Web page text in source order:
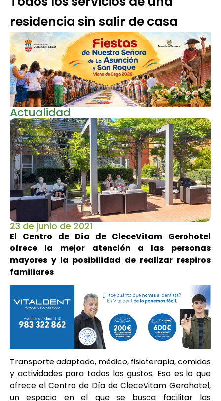
residencia sin salir de casa
Actualidad
23 de junio de 2021
El Centro de Día de CleceVitam Gerohotel
ofrece la mejor atención a las personas
mayores y la posibilidad de realizar respiros
familiares
Transporte adaptado, médico, fisioterapia, comidas
y actividades para todos los gustos. Eso es lo que
ofrece el Centro de Día de CleceVitam Gerohotel,
un espacio en el que se busca facilitar las